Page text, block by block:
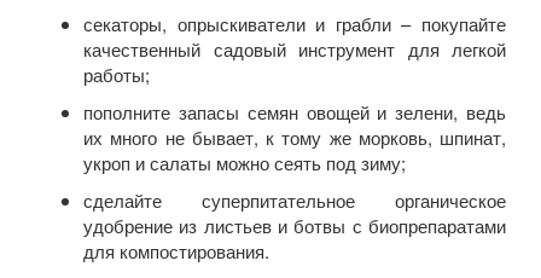
секаторы, опрыскиватели и грабли – покупайте
качественный садовый инструмент для легкой
работы;
пополните запасы семян овощей и зелени, ведь
их много не бывает, к тому же морковь, шпинат,
укроп и салаты можно сеять под зиму;
сделайте суперпитательное органическое
удобрение из листьев и ботвы с биопрепаратами
для компостирования.